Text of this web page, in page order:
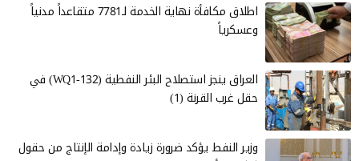
اطلاق مكافأة نهاية الخدمة لـ7781 متقاعداً مدنياً
وعسكرياً
العراق ينجز استصلاح البئر النفطية (WQ1-132) في
حقل غرب القرنة (1)
وزير النفط يؤكد ضرورة زيادة وإدامة الإنتاج من حقول